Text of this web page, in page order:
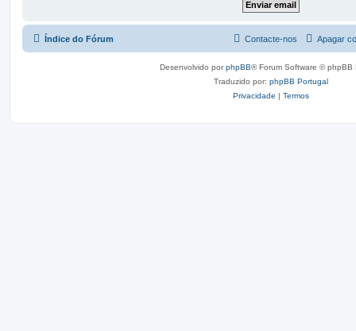
Índice do Fórum Apagar
Contacte-nos
Desenvolvido porphpBB® Forum Software © phpBB
Traduzido por: phpBB Portugal
Privacidade | Termos